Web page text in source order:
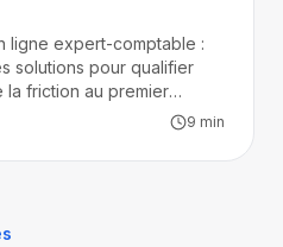
ligne expert-comptable :
solutions pour qualifier
friction au premier
9 min